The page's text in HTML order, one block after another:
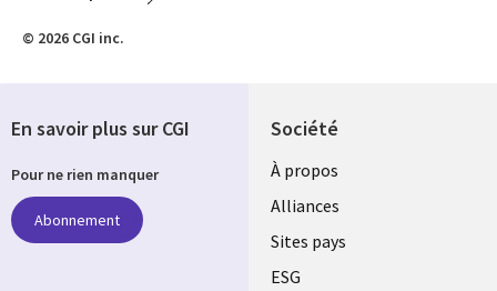
© 2026 CGI inc.
Société
À propos
Alliances
Sites pays
ESG
En savoir plus sur CGI
Pour ne rien manquer
Abonnement